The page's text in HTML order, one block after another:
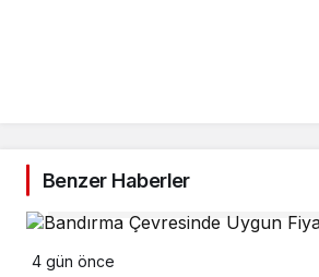
Benzer Haberler
4 gün önce